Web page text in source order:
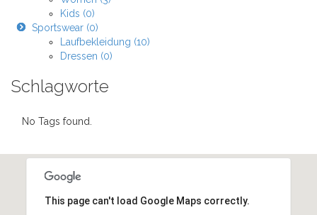
Kids (0)
Sportswear (0)
Laufbekleidung (10)
Dressen (0)
Schlagworte
No Tags found.
This page can't load Google Maps correctly.